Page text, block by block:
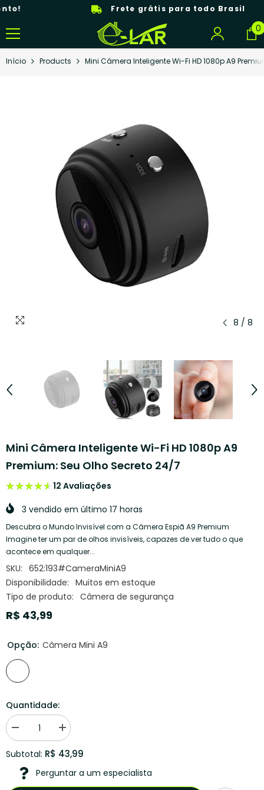
Frete grátis para todo Brasil
0
0
Início Products Mini Câmera Inteligente Wi-Fi HD 1080p A9
8 / 8
Mini Câmera Inteligente Wi-Fi HD 1080p A9
Premium: Seu Olho Secreto 24/7
★★★★★
★★★★★ 12 Avaliações
3 vendido em último 17 horas
Descubra o Mundo Invisível com a Câmera Espiã A9 Premium
Imagine ter um par de olhos invisíveis, capazes de ver tudo o que
acontece em qualquer...
SKU: 652:193#CameraMiniA9
Disponibilidade: Muitos em estoque
Tipo de produto: Câmera de segurança
R$ 43,99
Opção: Câmera Mini A9
Quantidade:
Diminuir
quantidade
para
Mini
Câmera
Inteligente
Wi-
Aumentar
quantidade
para
Mini
Inteligente
Wi-
Subtotal: R$ 43,99
Perguntar a um especialista